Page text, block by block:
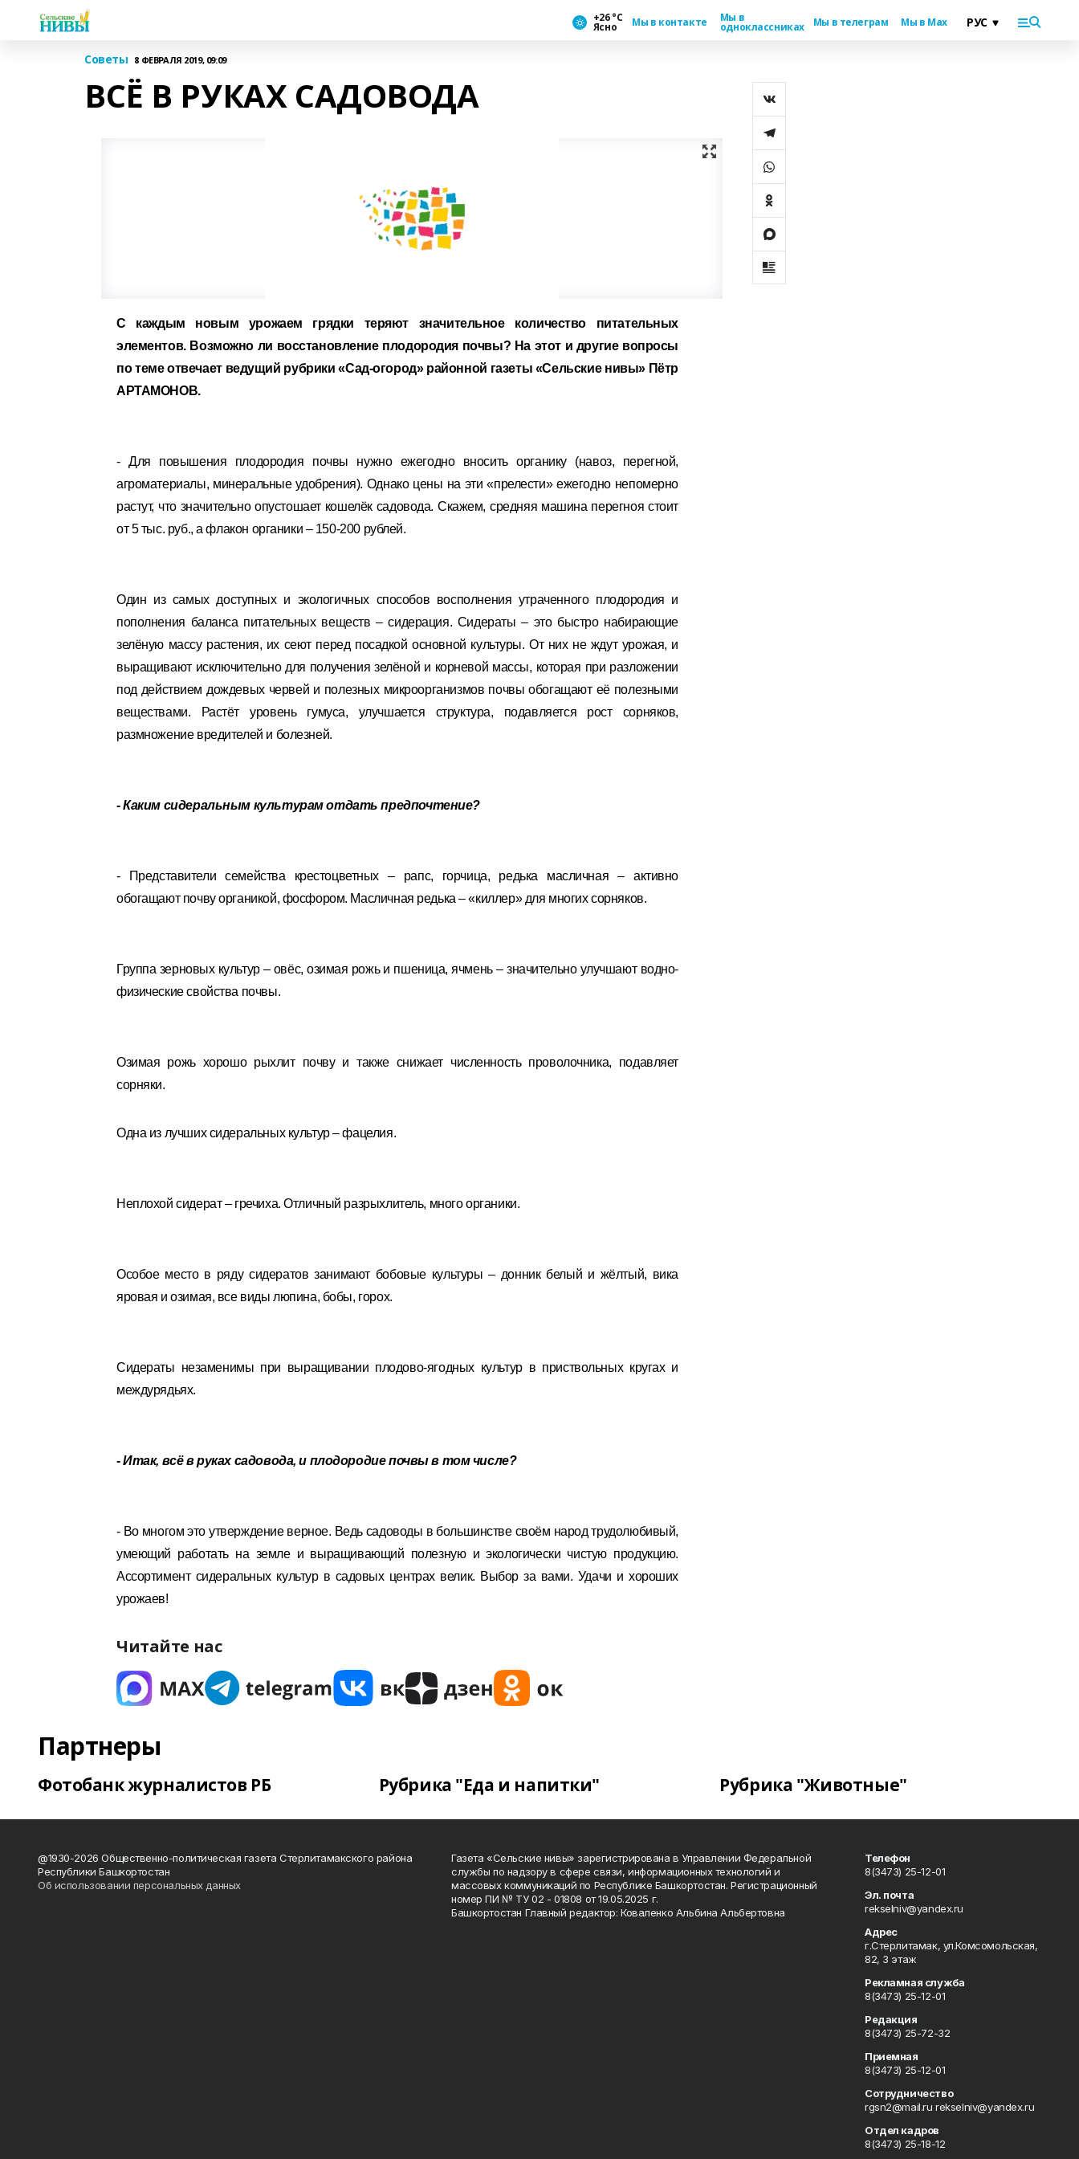
+26 °С
Ясно Мы в контакте Мы в
одноклассниках Мы в телеграм Мы в Max
Советы 8 ФЕВРАЛЯ 2019, 09:09
ВСЁ В РУКАХ САДОВОДА
С каждым новым урожаем грядки теряют значительное количество питательных
элементов. Возможно ли восстановление плодородия почвы? На этот и другие вопросы
по теме отвечает ведущий рубрики «Сад-огород» районной газеты «Сельские нивы» Пётр
АРТАМОНОВ.
- Для повышения плодородия почвы нужно ежегодно вносить органику (навоз, перегной,
агроматериалы, минеральные удобрения). Однако цены на эти «прелести» ежегодно непомерно
растут, что значительно опустошает кошелёк садовода. Скажем, средняя машина перегноя стоит
от 5 тыс. руб., а флакон органики – 150-200 рублей.
Один из самых доступных и экологичных способов восполнения утраченного плодородия и
пополнения баланса питательных веществ – сидерация. Сидераты – это быстро набирающие
зелёную массу растения, их сеют перед посадкой основной культуры. От них не ждут урожая, и
выращивают исключительно для получения зелёной и корневой массы, которая при разложении
под действием дождевых червей и полезных микроорганизмов почвы обогащают её полезными
веществами. Растёт уровень гумуса, улучшается структура, подавляется рост сорняков,
размножение вредителей и болезней.
- Каким сидеральным культурам отдать предпочтение?
- Представители семейства крестоцветных – рапс, горчица, редька масличная – активно
обогащают почву органикой, фосфором. Масличная редька – «киллер» для многих сорняков.
Группа зерновых культур – овёс, озимая рожь и пшеница, ячмень – значительно улучшают водно-
физические свойства почвы.
Озимая рожь хорошо рыхлит почву и также снижает численность проволочника, подавляет
сорняки.
Одна из лучших сидеральных культур – фацелия.
Неплохой сидерат – гречиха. Отличный разрыхлитель, много органики.
Особое место в ряду сидератов занимают бобовые культуры – донник белый и жёлтый, вика
яровая и озимая, все виды люпина, бобы, горох.
Сидераты незаменимы при выращивании плодово-ягодных культур в приствольных кругах и
междурядьях.
- Итак, всё в руках садовода, и плодородие почвы в том числе?
- Во многом это утверждение верное. Ведь садоводы в большинстве своём народ трудолюбивый,
умеющий работать на земле и выращивающий полезную и экологически чистую продукцию.
Ассортимент сидеральных культур в садовых центрах велик. Выбор за вами. Удачи и хороших
урожаев!
Читайте нас
Партнеры
Фотобанк журналистов РБ Рубрика "Еда и напитки" Рубрика "Животные"
@1930-2026 Общественно-политическая газета Стерлитамакского района
Республики Башкортостан
Об использовании персональных данных
Газета «Сельские нивы» зарегистрирована в Управлении Федеральной
службы по надзору в сфере связи, информационных технологий и
массовых коммуникаций по Республике Башкортостан. Регистрационный
номер ПИ № ТУ 02 - 01808 от 19.05.2025 г.
Башкортостан Главный редактор: Коваленко Альбина Альбертовна
Телефон
8(3473) 25-12-01
Эл. почта
rekselniv@yandex.ru
Адрес
г.Стерлитамак, ул.Комсомольская,
82, 3 этаж
Рекламная служба
8(3473) 25-12-01
Редакция
8(3473) 25-72-32
Приемная
8(3473) 25-12-01
Сотрудничество
rgsn2@mail.ru rekselniv@yandex.ru
Отдел кадров
8(3473) 25-18-12